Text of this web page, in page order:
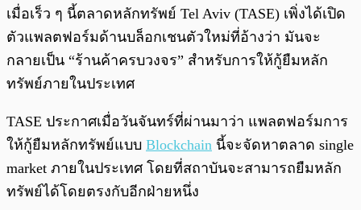
พร้อมเล่น /0:00
เมื่อเร็ว ๆ นี้ตลาดหลักทรัพย์ Tel Aviv (TASE) เพิ่งได้เปิด
ตัวแพลตฟอร์มด้านบล็อกเชนตัวใหม่ที่อ้างว่า มันจะ
กลายเป็น “ร้านค้าครบวงจร” สำหรับการให้กู้ยืมหลัก
ทรัพย์ภายในประเทศ
TASE ประกาศเมื่อวันจันทร์ที่ผ่านมาว่า แพลตฟอร์มการ
ให้กู้ยืมหลักทรัพย์แบบ Blockchain นี้จะจัดหาตลาด single
market ภายในประเทศ โดยที่สถาบันจะสามารถยืมหลัก
ทรัพย์ได้โดยตรงกับอีกฝ่ายหนึ่ง